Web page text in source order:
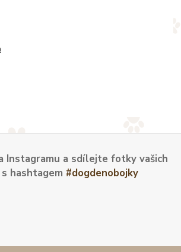
Instagramu a sdílejte fotky vašich
hashtagem #dogdenobojky